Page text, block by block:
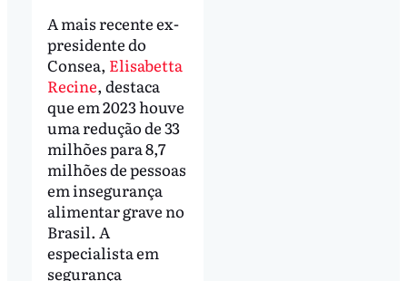
A mais recente ex-
presidente do
Consea, Elisabetta
Recine, destaca
que em 2023 houve
uma redução de 33
milhões para 8,7
milhões de pessoas
em insegurança
alimentar grave no
Brasil. A
especialista em
segurança